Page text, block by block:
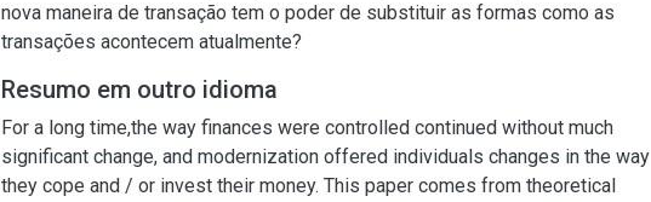
nova maneira de transação tem o poder de substituir as formas como as
transações acontecem atualmente?
Resumo em outro idioma
For a long time,the way finances were controlled continued without much
significant change, and modernization offered individuals changes in the way
they cope and / or invest their money. This paper comes from theoretical